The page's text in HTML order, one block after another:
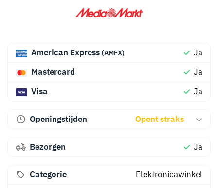
American Express (AMEX)
Ja
Mastercard
Ja
Visa
Ja
Openingstijden Opent straks
Bezorgen Ja
Categorie
Elektronicawinkel